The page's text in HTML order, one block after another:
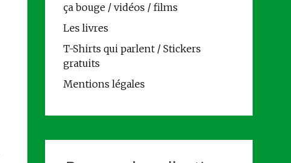
ça bouge / vidéos / films
Les livres
T-Shirts qui parlent / Stickers
gratuits
Mentions légales